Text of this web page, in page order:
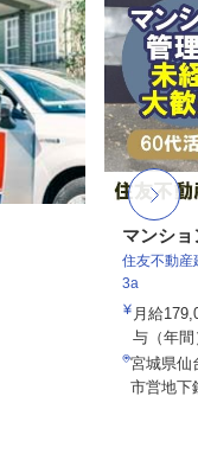
マンシ
住友不動産
3a
月給
与（年
宮城県仙
市営地下